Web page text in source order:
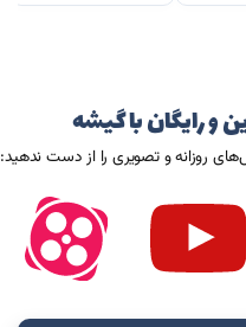
و رایگان با گیشه
روزانه و تصویری را از دست ندهید: